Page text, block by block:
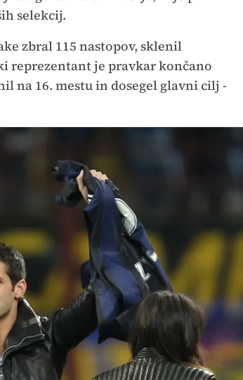
selekcij.
zbral 115 nastopov, sklenil
reprezentant je pravkar končano
na 16. mestu in dosegel glavni cilj -